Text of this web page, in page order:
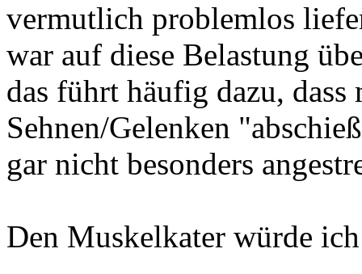
vermutlich problemlos
war auf diese Belastung
das führt häufig dazu,
Sehnen/Gelenken
gar nicht besonders
Den Muskelkater würde